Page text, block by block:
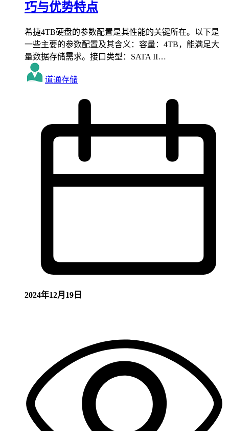
巧与优势特点
希捷4TB硬盘的参数配置是其性能的关键所在。以下是
一些主要的参数配置及其含义：容量：4TB，能满足大
量数据存储需求。接口类型：SATA II…
道通存储
2024年12月19日